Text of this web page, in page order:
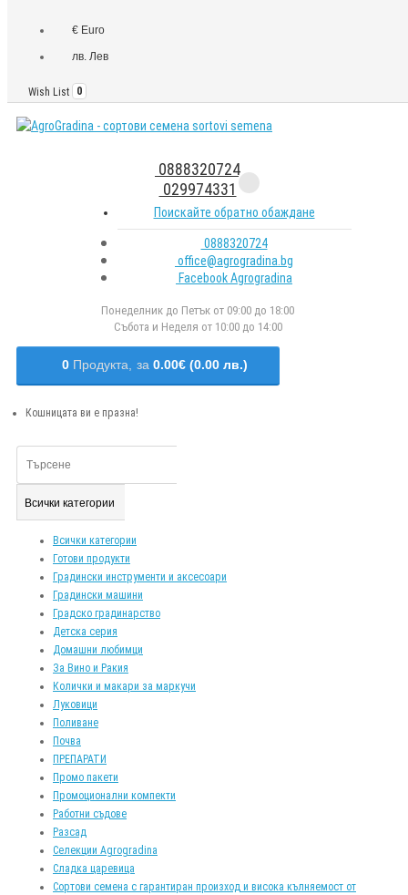
€ Euro
лв. Лев
Wish List 0
0888320724
029974331
Поискайте обратно обаждане
0888320724
office@agrogradina.bg
Facebook Agrogradina
Понеделник до Петък от 09:00 до 18:00
Събота и Неделя от 10:00 до 14:00
0 Продукта, за 0.00€ (0.00 лв.)
Кошницата ви е празна!
Всички категории
Всички категории
Готови продукти
Градински инструменти и аксесоари
Градински машини
Градско градинарство
Детска серия
Домашни любимци
За Вино и Ракия
Колички и макари за маркучи
Луковици
Поливане
Почва
ПРЕПАРАТИ
Промо пакети
Промоционални компекти
Работни съдове
Разсад
Селекции Agrogradina
Сладка царевица
Сортови семена с гарантиран произход и висока кълняемост от